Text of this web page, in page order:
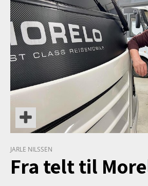
JARLE NILSSEN
Fra telt til